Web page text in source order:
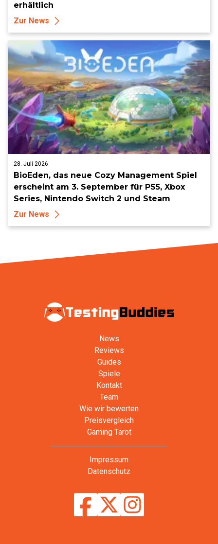
erhältlich
Zur News
28. Juli 2026
BioEden, das neue Cozy Management Spiel
erscheint am 3. September für PS5, Xbox
Series, Nintendo Switch 2 und Steam
Zur News
News
Reviews
Guides
Spiele
Kontakt
Team
Wie wir bewerten
Preisvergleich
Gaming Tarot
Impressum
Datenschutz